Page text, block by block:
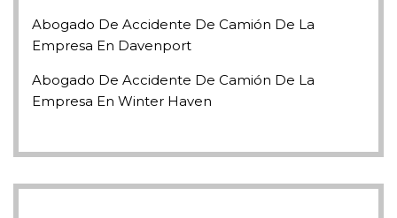
Abogado De Accidente De Camión De La
Empresa En Davenport
Abogado De Accidente De Camión De La
Empresa En Winter Haven